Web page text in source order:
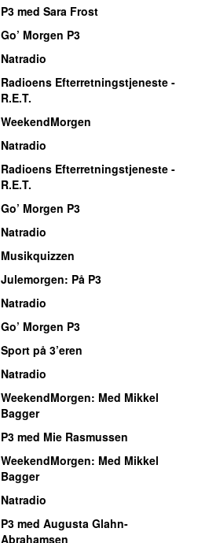
P3 med Sara Frost
Go’ Morgen P3
Natradio
Radioens Efterretningstjeneste -
R.E.T.
WeekendMorgen
Natradio
Radioens Efterretningstjeneste -
R.E.T.
Go’ Morgen P3
Natradio
Musikquizzen
Julemorgen: På P3
Natradio
Go’ Morgen P3
Sport på 3’eren
Natradio
WeekendMorgen: Med Mikkel
Bagger
P3 med Mie Rasmussen
WeekendMorgen: Med Mikkel
Bagger
Natradio
P3 med Augusta Glahn-
Abrahamsen